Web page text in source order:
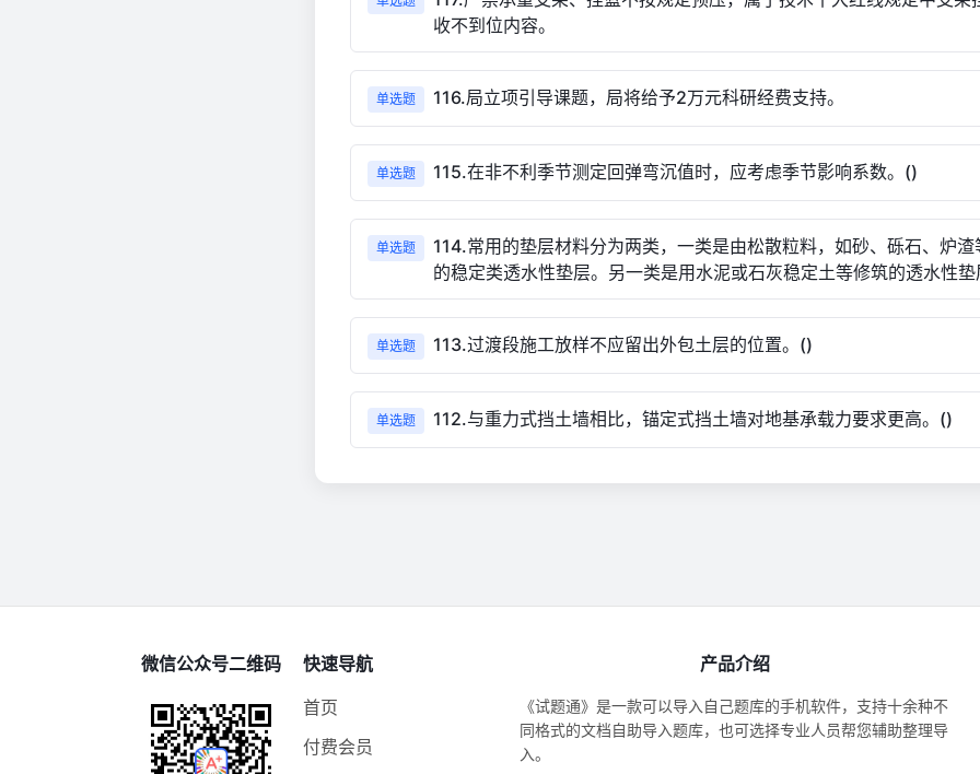
收不到位内容。
单选题 116.局立项引导课题，局将给予2万元科研经费支持。
单选题 115.在非不利季节测定回弹弯沉值时，应考虑季节影响系数。()
单选题
114.常用的垫层材料分为两类，一类是由松散粒料，如砂、砾石、炉渣
的稳定类透水性垫层。另一类是用水泥或石灰稳定土等修筑的透水性
单选题 113.过渡段施工放样不应留出外包土层的位置。()
单选题 112.与重力式挡土墙相比，锚定式挡土墙对地基承载力要求更高。()
微信公众号二维码
快速导航
首页
付费会员
产品介绍
《试题通》是一款可以导入自己题库的手机软件，支持十余种不
同格式的文档自助导入题库，也可选择专业人员帮您辅助整理导
入。